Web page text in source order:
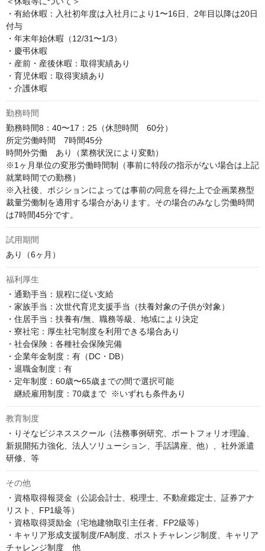
・有給休暇：入社初年度は入社月により1〜16日、2年目以降は20日
付与
・年末年始休暇（12/31〜1/3）
・慶弔休暇
・産前・産後休暇：取得実績あり
・育児休暇：取得実績あり
・介護休暇
勤務時間
勤務時間8：40〜17：25（休憩時間　60分）
所定労働時間　7時間45分
時間外労働　あり（業務状況により変動）
※1ヶ月単位の変形労働時間制（事前に特段の指示がない場合は上記
就業時間での勤務）
※入社後、ポジションによっては事前の同意を得た上で企画業務型
裁量労働制を適用する場合があります。その場合のみなし労働時間
は7時間45分です。
試用期間
あり（6ヶ月）
福利厚生
・通勤手当：規程に従い支給
・家族手当：次世代育児支援手当（扶養対象の子供が対象）
・住居手当：扶養有/無、職務等級、地域により決定
・寮社宅：厚生社宅制度を利用できる場合あり
・社会保険：各種社会保険完備
・企業年金制度：有（DC・DB）
・退職金制度：有
・定年制度：60歳〜65歳までの間で選択可能
継続雇用制度：70歳まで  ※いずれも条件あり
教育制度
・りそなビジネススクール（法務事例研究、ポートフォリオ理論、
新規開拓力強化、法人ソリューション、手話講座、他）、社外派遣
研修、等
その他
・資格取得報奨金（公認会計士、税理士、不動産鑑定士、証券アナ
リスト、FP1級等）
・資格取得奨励金（宅地建物取引主任者、FP2級等）
・キャリア形成支援制度/FA制度、ポストチャレンジ制度、キャリア
チャレンジ制度　他